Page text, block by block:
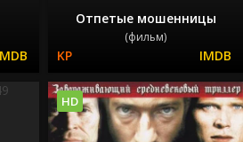
Отпетые мошенницы
(фильм)
HD